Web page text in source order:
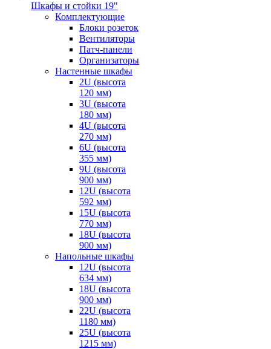
Шкафы и стойки 19"
Комплектующие
Блоки розеток
Вентиляторы
Патч-панели
Организаторы
Настенные шкафы
2U (высота
120 мм)
3U (высота
180 мм)
4U (высота
270 мм)
6U (высота
355 мм)
9U (высота
900 мм)
12U (высота
592 мм)
15U (высота
770 мм)
18U (высота
900 мм)
Напольные шкафы
12U (высота
634 мм)
18U (высота
900 мм)
22U (высота
1180 мм)
25U (высота
1215 мм)